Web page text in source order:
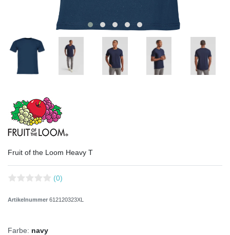
Fruit of the Loom Heavy T
(0)
Artikelnummer 612120323XL
Farbe: navy